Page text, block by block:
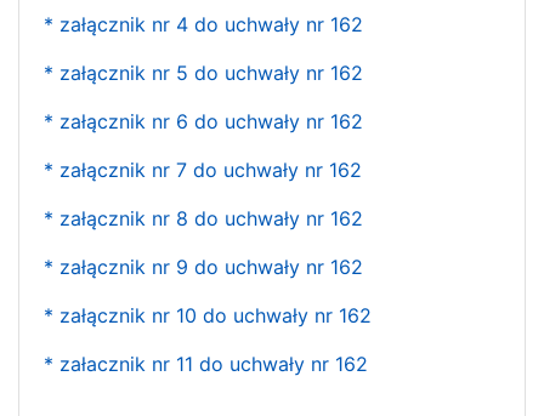
* załącznik nr 4 do uchwały nr 162
* załącznik nr 5 do uchwały nr 162
* załącznik nr 6 do uchwały nr 162
* załącznik nr 7 do uchwały nr 162
* załącznik nr 8 do uchwały nr 162
* załącznik nr 9 do uchwały nr 162
* załącznik nr 10 do uchwały nr 162
* załacznik nr 11 do uchwały nr 162